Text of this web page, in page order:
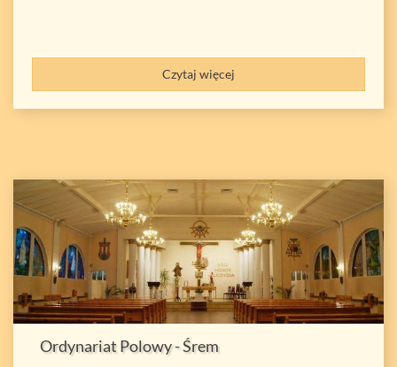
Czytaj więcej
Ordynariat Polowy - Śrem